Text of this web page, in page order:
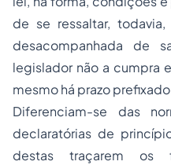
de se ressaltar,
desacompanhada de
legislador não a cumpra
mesmo há prazo
Diferenciam-se das
declaratórias de
destas traçarem os